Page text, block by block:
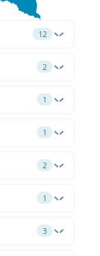
12
2
1
1
2
1
3